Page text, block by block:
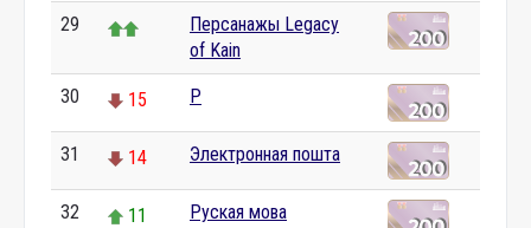
29
Персанажы Legacy
of Kain
30 15 P
31 14 Электронная пошта
32 11 Руская мова